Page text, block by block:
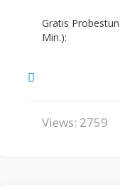
Gratis
Min.):
Views: 2759